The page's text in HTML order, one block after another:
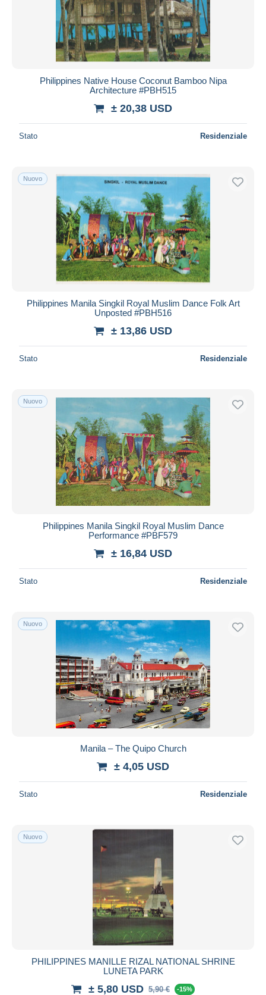
Philippines Native House Coconut Bamboo Nipa
Architecture #PBH515
± 20,38 USD
Stato Residenziale
Nuovo
Philippines Manila Singkil Royal Muslim Dance Folk Art
Unposted #PBH516
± 13,86 USD
Stato Residenziale
Nuovo
Philippines Manila Singkil Royal Muslim Dance
Performance #PBF579
± 16,84 USD
Stato Residenziale
Nuovo
Manila – The Quipo Church
± 4,05 USD
Stato Residenziale
Nuovo
PHILIPPINES MANILLE RIZAL NATIONAL SHRINE
LUNETA PARK
± 5,80 USD 5,90 € -15%